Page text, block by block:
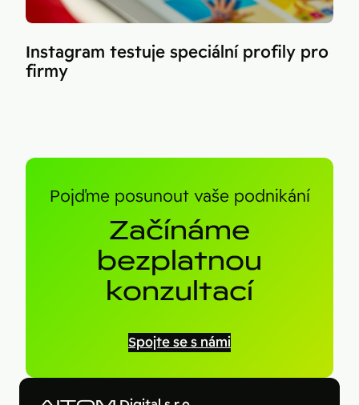
Instagram testuje speciální profily pro
firmy
Pojďme posunout vaše podnikání
Začínáme
bezplatnou
konzultací
Spojte se s námi